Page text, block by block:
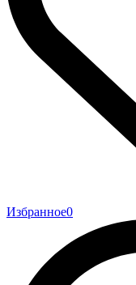
Избранное0